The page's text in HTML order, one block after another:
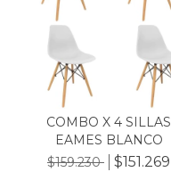
COMBO X 4 SILLAS
EAMES BLANCO
$159.230
$151.269